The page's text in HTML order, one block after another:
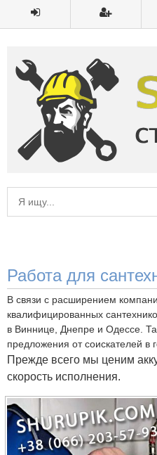
Работа для
В связи с расширением
квалифицированных
в Виннице, Днепре и Одессе.
предложения от соискателей в
Прежде всего мы ценим
скорость исполнения.